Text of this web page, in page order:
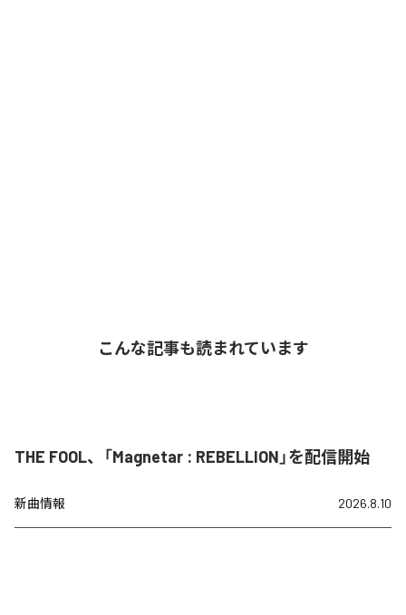
こんな記事も読まれています
THE FOOL、「Magnetar : REBELLION」を配信開始
新曲情報 2026.8.10